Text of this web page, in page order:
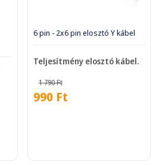
6 pin - 2x6 pin elosztó Y kábel
Teljesítmény elosztó kábel.
1 790Ft
990 Ft